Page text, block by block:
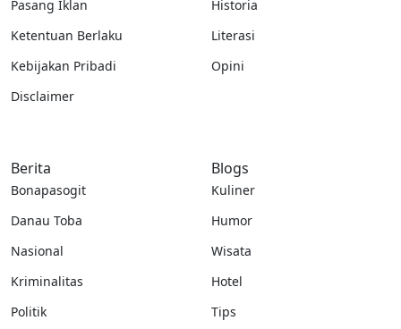
Pasang Iklan
Ketentuan Berlaku
Kebijakan Pribadi
Disclaimer
Historia
Literasi
Opini
Berita
Bonapasogit
Danau Toba
Nasional
Kriminalitas
Politik
Blogs
Kuliner
Humor
Wisata
Hotel
Tips